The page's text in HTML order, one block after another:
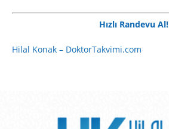
Hızlı Randevu Al!
Hilal Konak – DoktorTakvimi.com